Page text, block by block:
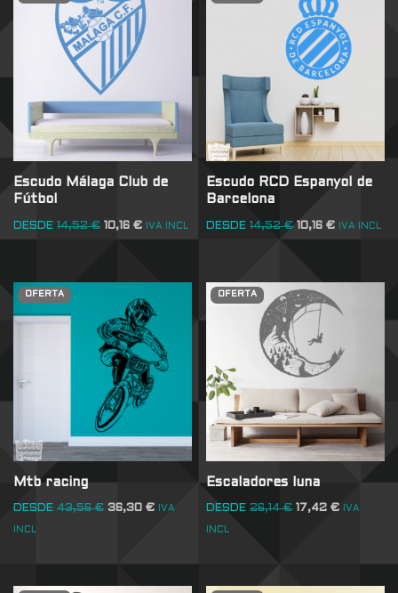
Escudo Málaga Club de
Fútbol
DESDE 14,52€ 10,16 € IVA INCL
Escudo RCD Espanyol de
Barcelona
DESDE 14,52€ 10,16€ IVA INCL
OFERTA
Mtb racing
DESDE 43,56€ 36,30 € IVA
INCL
OFERTA
Escaladores luna
DESDE 26,14€ 17,42€ IVA
INCL